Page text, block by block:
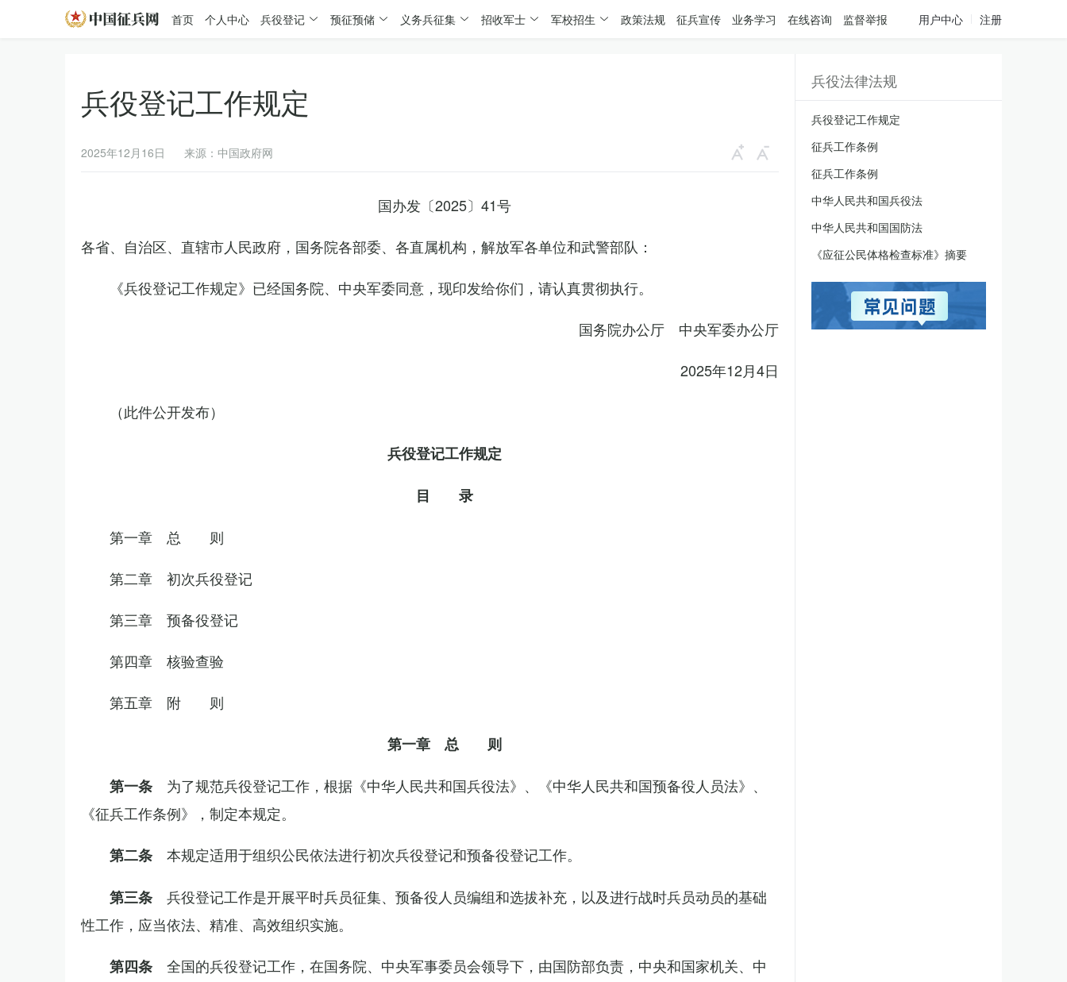
首页 个人中心 兵役登记 预征预储 义务兵征集 招收军士 军校招生 政策法规 征兵宣传 业务学习 在线咨询 监督举报 用户中心 注册
兵役登记工作规定
2025年12月16日 来源：中国政府网
国办发〔2025〕41号
各省、自治区、直辖市人民政府，国务院各部委、各直属机构，解放军各单位和武警部队：
《兵役登记工作规定》已经国务院、中央军委同意，现印发给你们，请认真贯彻执行。
国务院办公厅 中央军委办公厅
2025年12月4日
（此件公开发布）
兵役登记工作规定
目 录
第一章 总 则
第二章 初次兵役登记
第三章 预备役登记
第四章 核验查验
第五章 附 则
第一章 总 则
第一条 为了规范兵役登记工作，根据《中华人民共和国兵役法》、《中华人民共和国预备役人员法》、
《征兵工作条例》，制定本规定。
第二条 本规定适用于组织公民依法进行初次兵役登记和预备役登记工作。
第三条 兵役登记工作是开展平时兵员征集、预备役人员编组和选拔补充，以及进行战时兵员动员的基础
性工作，应当依法、精准、高效组织实施。
第四条 全国的兵役登记工作，在国务院、中央军事委员会领导下，由国防部负责，中央和国家机关、中
兵役法律法规
兵役登记工作规定
征兵工作条例
征兵工作条例
中华人民共和国兵役法
中华人民共和国国防法
《应征公民体格检查标准》摘要